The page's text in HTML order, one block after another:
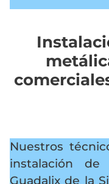
Nuestros
instalación de
Guadalix de la